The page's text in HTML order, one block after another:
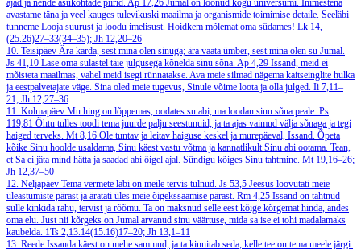
ajad ja nende asukohtade piirid. Ap 17,26 Jumal on loonud kogu universumi. Inimestena
avastame täna ja veel kauges tulevikuski maailma ja organismide toimimise detaile. Seeläbi
tunneme Looja suurust ja loodu imelisust. Hoidkem mõlemat oma südames! Lk 14,
(25.26)27–33(34–35); Jh 12,20–26
10. Teisipäev Ära karda, sest mina olen sinuga; ära vaata ümber, sest mina olen su Jumal.
Js 41,10 Lase oma sulastel täie julgusega kõnelda sinu sõna. Ap 4,29 Issand, meid ei
mõisteta maailmas, vahel meid isegi rünnatakse. Ava meie silmad nägema kaitseinglite hulka
ja eestpalvetajate väge. Sina oled meie tugevus, Sinule võime loota ja olla julged. Ii 7,11–
21; Jh 12,27–36
11. Kolmapäev Mu hing on lõppemas, oodates su abi, ma loodan sinu sõna peale. Ps
119,81 Õhtu tulles toodi tema juurde palju seestunuid; ja ta ajas vaimud välja sõnaga ja tegi
haiged terveks. Mt 8,16 Ole tuntav ja leitav haiguse keskel ja murepäeval, Issand. Õpeta
kõike Sinu hoolde usaldama, Sinu käest vastu võtma ja kannatlikult Sinu abi ootama. Tean,
et Sa ei jäta mind hätta ja saadad abi õigel ajal. Sündigu kõiges Sinu tahtmine. Mt 19,16–26;
Jh 12,37–50
12. Neljapäev Tema vermete läbi on meile tervis tulnud. Js 53,5 Jeesus loovutati meie
üleastumiste pärast ja äratati üles meie õigekssaamise pärast. Rm 4,25 Issand on tahtnud
sulle kinkida rahu, tervist ja rõõmu. Ta on maksnud selle eest kõige kõrgemat hinda, andes
oma elu. Just nii kõrgeks on Jumal arvanud sinu väärtuse, mida sa ise ei tohi madalamaks
kaubelda. 1Ts 2,13.14(15.16)17–20; Jh 13,1–11
13. Reede Issanda käest on mehe sammud, ja ta kinnitab seda, kelle tee on tema meele järgi.